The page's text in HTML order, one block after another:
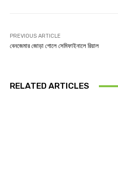
PREVIOUS ARTICLE
বেনজেমার জোড়া গোলে সেমিফাইনালে রিয়াল
RELATED ARTICLES